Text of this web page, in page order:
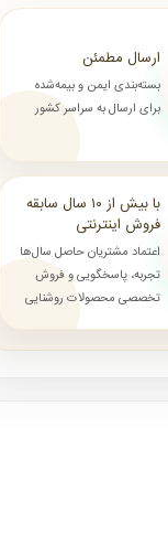
ارسال مطمئن
بسته‌بندی ایمن و بیمه‌شده
برای ارسال به سراسر کشور
با بیش از ۱۰ سال سابقه
فروش اینترنتی
اعتماد مشتریان حاصل سال‌ها
تجربه، پاسخگویی و فروش
تخصصی محصولات روشنایی